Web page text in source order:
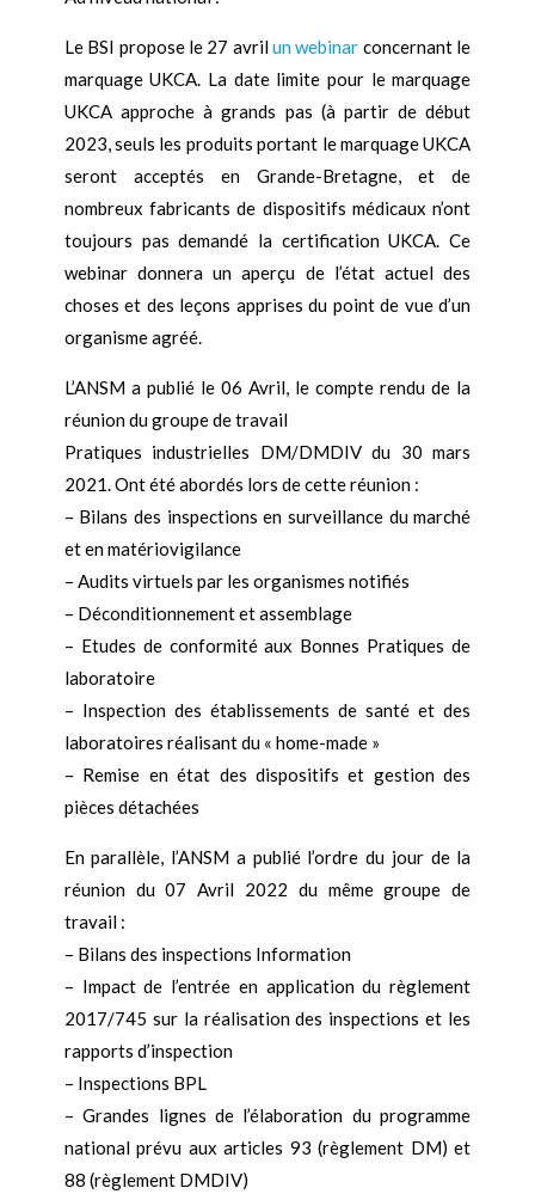
Le BSI propose le 27 avrilun webinar concernant le
marquage UKCA. La date limite pour le marquage
UKCA approche à grands pas (à partir de début
2023, seuls les produits portant le marquage UKCA
seront acceptés en Grande-Bretagne, et de
nombreux fabricants de dispositifs médicaux n’ont
toujours pas demandé la certification UKCA. Ce
webinar donnera un aperçu de l’état actuel des
choses et des leçons apprises du point de vue d’un
organisme agréé.
L’ANSM a publié le 06 Avril, le compte rendu de la
réunion du groupe de travail
Pratiques industrielles DM/DMDIV du 30 mars
2021. Ont été abordés lors de cette réunion :
– Bilans des inspections en surveillance du marché
et en matériovigilance
– Audits virtuels par les organismes notifiés
– Déconditionnement et assemblage
– Etudes de conformité aux Bonnes Pratiques de
laboratoire
– Inspection des établissements de santé et des
laboratoires réalisant du « home-made »
– Remise en état des dispositifs et gestion des
pièces détachées
En parallèle, l’ANSM a publié l’ordre du jour de la
réunion du 07 Avril 2022 du même groupe de
travail :
– Bilans des inspections Information
– Impact de l’entrée en application du règlement
2017/745 sur la réalisation des inspections et les
rapports d’inspection
– Inspections BPL
– Grandes lignes de l’élaboration du programme
national prévu aux articles 93 (règlement DM) et
88 (règlement DMDIV)